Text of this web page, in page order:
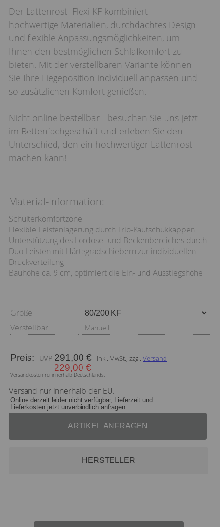
Der Lattenrost Flexi KF kombiniert
hochwertige Materialien, durchdachtes Design
und flexible Anpassungsmöglichkeiten, um
Ihnen den bestmöglichen Schlafkomfort zu
bieten. Mit der verstellbaren Variante können
Sie Ihre Liegeposition individuell anpassen und
so zusätzlichen Komfort genießen.
Nicht online bestellbar - besuchen Sie uns jetzt
im Bettenfachgeschäft und erleben Sie den
Unterschied, den ein hochwertiger Lattenrost
machen kann!
Material-Information:
Schulterkomfortzone
Flexible Leistenlagerung durch Trio-Kautschukkappen
Unterstützung des Lordose- und Beckenbereiches durch
Duo-Leisten mit Härtegradschiebern zur individuellen
Druckverteilung
Bauhöhe ca. 9 cm, optimiert die Ein- und Ausstiegshöhe
Größe
Verstellbar
Manuell
Preis:
291,00 €
229,00 €
inkl. MwSt., zzgl. Versand
Versandkostenfrei innerhalb Deutschlands.
Versand nur innerhalb der EU.
Online derzeit leider nicht verfügbar, Lieferzeit und
Lieferkosten jetzt unverbindlich anfragen.
ARTIKEL ANFRAGEN
HERSTELLER